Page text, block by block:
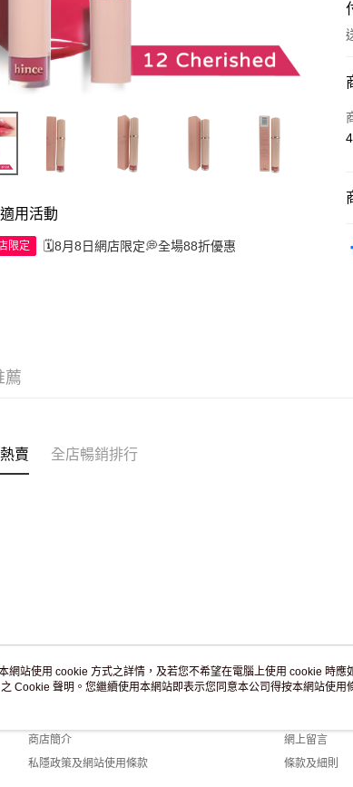
用活動
限定 🗓️8月8日網店限定💭全場88折優惠
薦
賣 全店暢銷排行
關於我們
商店簡介
私隱政策及網站使用條款
客戶服務
網上留言
條款及細則
網站使用 cookie 方式之詳情，及若您不希望在電腦上使用 cookie 時應
之 Cookie 聲明。您繼續使用本網站即表示您同意本公司得按本網站使用